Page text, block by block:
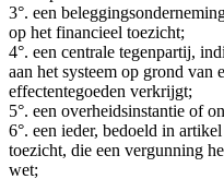
3°. een
op het financieel toezicht;
4°. een centrale tegenpartij,
aan het systeem op grond van
effectentegoeden verkrijgt;
5°. een overheidsinstantie of
6°. een ieder, bedoeld in
toezicht, die een vergunning
wet;